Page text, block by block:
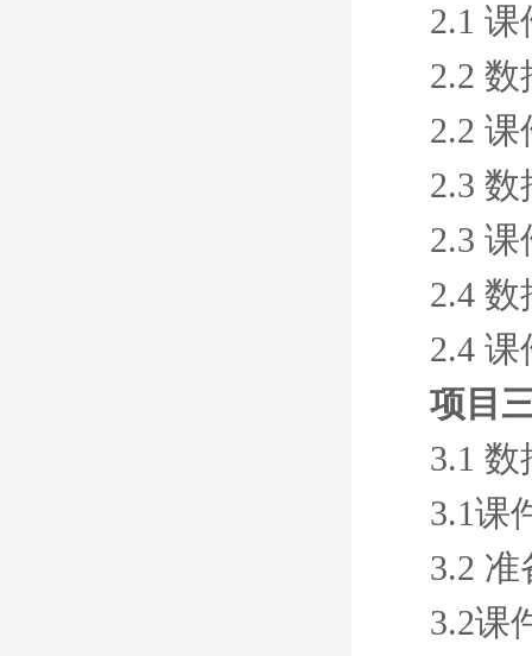
2.1 课
2.2
2.2 课
2.3
2.3 课
2.4
2.4 课
项目
3.1
3.1课
3.2
3.2课